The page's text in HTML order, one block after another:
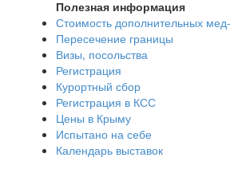
Полезная информация
Стоимость дополнительных
Пересечение границы
Визы, посольства
Регистрация
Курортный сбор
Регистрация в КСС
Цены в Крыму
Испытано на себе
Календарь выставок